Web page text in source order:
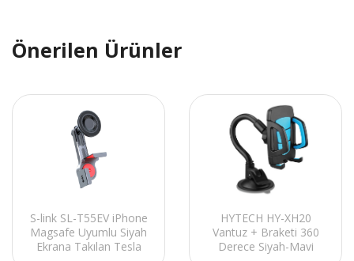
Önerilen Ürünler
S-link SL-T55EV iPhone
Magsafe Uyumlu Siyah
Ekrana Takılan Tesla
HYTECH HY-XH20
Vantuz + Braketi 360
Derece Siyah-Mavi